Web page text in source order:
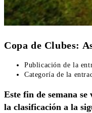
Copa de Clubes:
Publicación de la
Categoría de la
Este fin de semana
la clasificación a la